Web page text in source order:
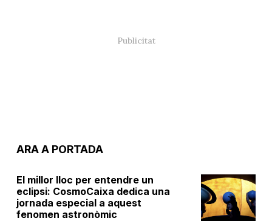
ARA A PORTADA
El millor lloc per entendre un
eclipsi: CosmoCaixa dedica una
jornada especial a aquest
fenomen astronòmic